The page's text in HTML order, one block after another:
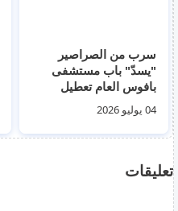
سرب من الصراصير
"يسدّ" باب مستشفى
بافوس العام تعطيل
لعشرات المرضى والزوار04 يوليو 2026
تعليقات